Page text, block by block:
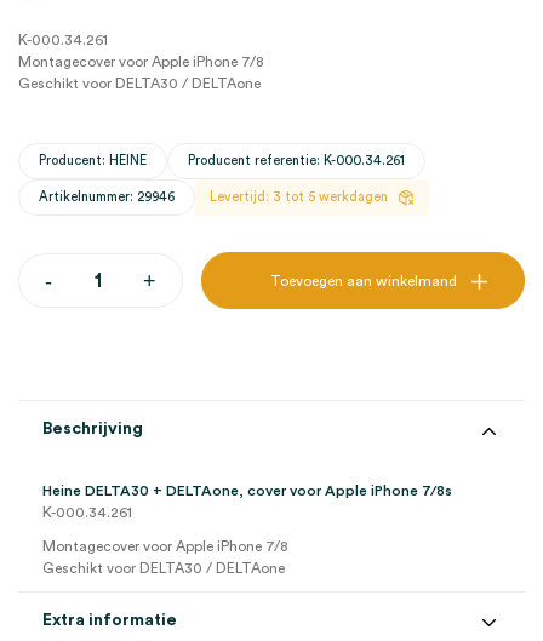
K-000.34.261
Montagecover voor Apple iPhone 7/8
Geschikt voor DELTA30 / DELTAone
Producent: HEINE Producent referentie: K-000.34.261
Artikelnummer: 29946 Levertijd: 3 tot 5 werkdagen
-
iPhone
aantal
+ Toevoegen aan winkelmand
Beschrijving
Heine DELTA30 + DELTAone, cover voor Apple iPhone 7/8s
K-000.34.261
Montagecover voor Apple iPhone 7/8
Geschikt voor DELTA30 / DELTAone
Extra informatie